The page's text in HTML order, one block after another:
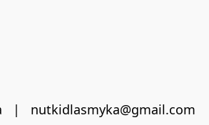
|   nutkidlasmyka@gmail.com